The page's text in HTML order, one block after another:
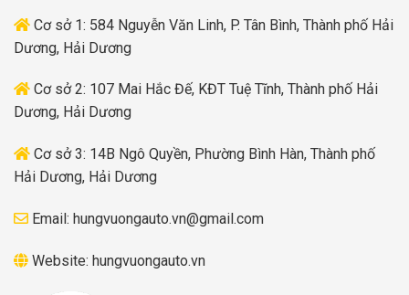
Cơ sở 1: 584 Nguyễn Văn Linh, P. Tân Bình, Thành phố Hải
Dương, Hải Dương
Cơ sở 2: 107 Mai Hắc Đế, KĐT Tuệ Tĩnh, Thành phố Hải
Dương, Hải Dương
Cơ sở 3: 14B Ngô Quyền, Phường Bình Hàn, Thành phố
Hải Dương, Hải Dương
Email: hungvuongauto.vn@gmail.com
Website: hungvuongauto.vn